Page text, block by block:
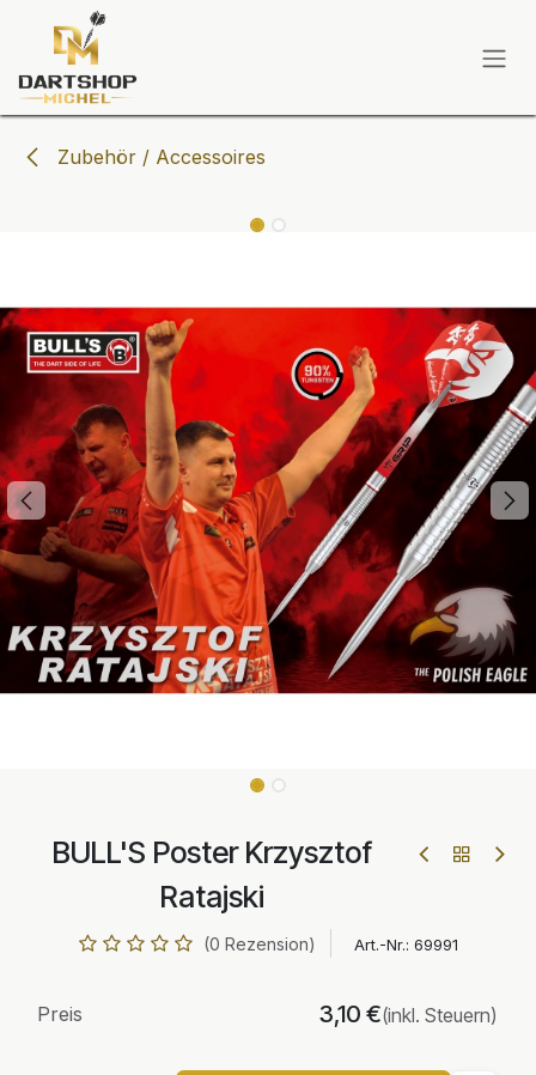
Zum Inhalt springen
Zubehör / Accessoires
BULL'S Poster Krzysztof
Ratajski
(0 Rezension) Art.-Nr.: 69991
Preis 3,10 €(inkl. Steuern)